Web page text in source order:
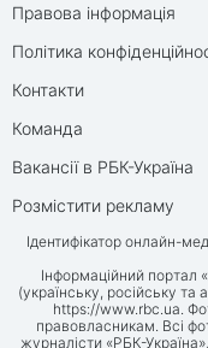
Правова інформація
Політика
Контакти
Команда
Вакансії в РБК-Україна
Розмістити рекламу
Ідентифікатор онлайн-
Інформаційний портал
(українську, російську та
https://www.rbc.ua .
правовласникам. Всі
журналісти «РБК-